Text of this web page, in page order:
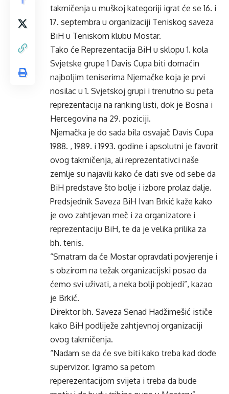
takmičenja u muškoj kategoriji igrat će se 16. i
17. septembra u organizaciji Teniskog saveza
BiH u Teniskom klubu Mostar.
Tako će Reprezentacija BiH u sklopu 1. kola
Svjetske grupe 1 Davis Cupa biti domaćin
najboljim teniserima Njemačke koja je prvi
nosilac u 1. Svjetskoj grupi i trenutno su peta
reprezentacija na ranking listi, dok je Bosna i
Hercegovina na 29. poziciji.
Njemačka je do sada bila osvajač Davis Cupa
1988. , 1989. i 1993. godine i apsolutni je favorit
ovog takmičenja, ali reprezentativci naše
zemlje su najavili kako će dati sve od sebe da
BiH predstave što bolje i izbore prolaz dalje.
Predsjednik Saveza BiH Ivan Brkić kaže kako
je ovo zahtjevan meč i za organizatore i
reprezentaciju BiH, te da je velika prilika za
bh. tenis.
“Smatram da će Mostar opravdati povjerenje i
s obzirom na težak organizacijski posao da
ćemo svi uživati, a neka bolji pobjedi”, kazao
je Brkić.
Direktor bh. Saveza Senad Hadžimešić ističe
kako BiH podliježe zahtjevnoj organizaciji
ovog takmičenja.
“Nadam se da će sve biti kako treba kad dođe
supervizor. Igramo sa petom
reperezentacijom svijeta i treba da bude